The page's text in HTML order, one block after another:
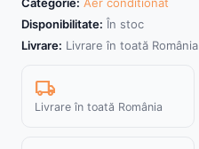
Disponibilitate: În stoc
Livrare: Livrare în toată România
local_shipping
Livrare în toată România